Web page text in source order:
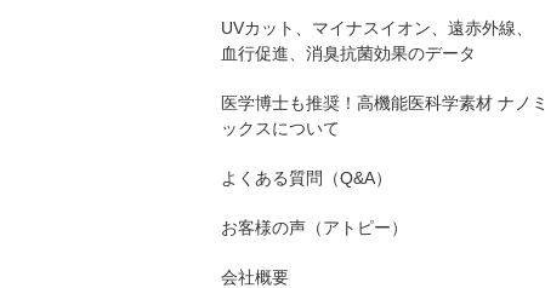
UVカット、マイナスイオン、遠赤外線、
血行促進、消臭抗菌効果のデータ
医学博士も推奨！高機能医科学素材 ナノミ
ックスについて
よくある質問（Q&A）
お客様の声（アトピー）
会社概要